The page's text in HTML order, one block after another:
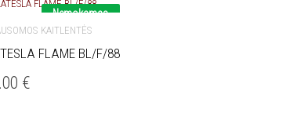
Nemokamas
pristatymas
KAITLENTĖS
FLAME BL/F/88
€